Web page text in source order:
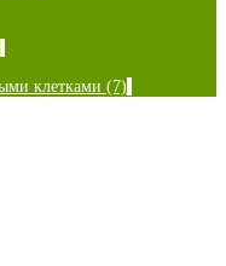
клетками (7)